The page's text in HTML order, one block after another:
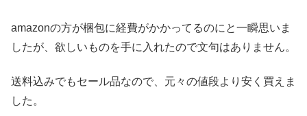
amazonの方が梱包に経費がかかってるのにと一瞬思いま
したが、欲しいものを手に入れたので文句はありません。
送料込みでもセール品なので、元々の値段より安く買えま
した。